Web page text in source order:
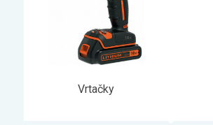
Balkon a terasa
Dekorace
Vrtačky